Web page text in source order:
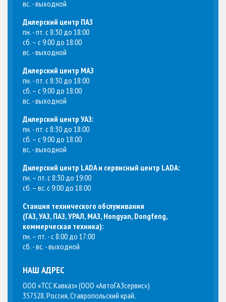
вс. - выходной
Дилерский центр ПАЗ
пн. - пт. с 8:30 до 18:00
сб. – с 9:00 до 18:00
вс. - выходной
Дилерский центр МАЗ
пн. - пт. с 8:30 до 18:00
сб. – с 9:00 до 18:00
вс. - выходной
Дилерский центр УАЗ:
пн. - пт. с 8:30 до 18:00
сб. – с 9:00 до 18:00
вс. - выходной
Дилерский центр LADA и сервисный центр LADA:
пн. – пт. с 8:30 до 19:00
сб. – вс. с 9:00 до 18:00
Станция технического обслуживания
(ГАЗ, УАЗ, ПАЗ, УРАЛ, МАЗ, Hongyan, Dongfeng,
коммерческая техника):
пн. – пт. - с 8:00 до 17:00
сб. - вс. - выходной
НАШ АДРЕС
ООО «ТСС Кавказ» (ООО «АвтоГАЗсервис»)
357528, Россия, Ставропольский край,